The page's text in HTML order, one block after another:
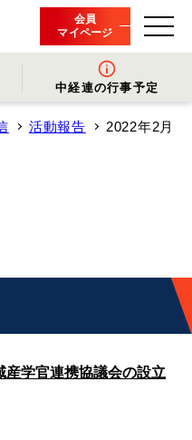
会員
マイページ
レスリリース
中経連の行事予定
活動報告 2022年2月
産学官連携協議会の設立